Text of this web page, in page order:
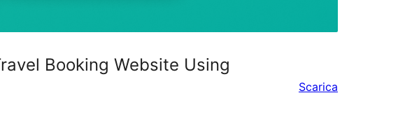
Booking Website Using
Scarica